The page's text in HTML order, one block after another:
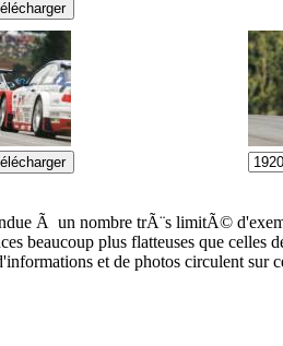
Ã un nombre trÃ¨s limitÃ©
plus flatteuses que celles
et de photos circulent sur